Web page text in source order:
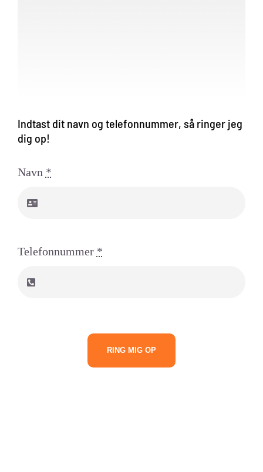
Indtast dit navn og telefonnummer, så ringer jeg
dig op!
Navn *
Telefonnummer *
RING MIG OP